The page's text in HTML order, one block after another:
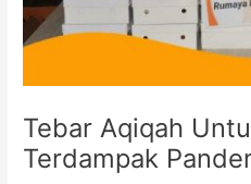
Tebar Aqiqah
Terdampak